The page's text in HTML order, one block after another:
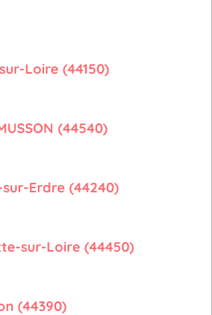
Loire (44150)
(44540)
Erdre (44240)
sur-Loire (44450)
(44390)